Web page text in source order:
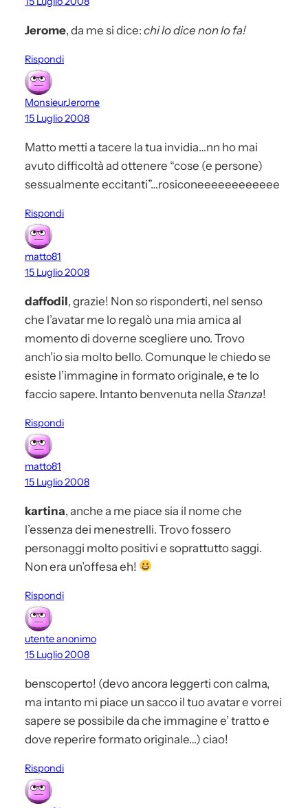
Jerome, da me si dice: chi lo dice non lo fa!
Rispondi
MonsieurJerome
15 Luglio 2008
Matto metti a tacere la tua invidia…nn ho mai
avuto difficoltà ad ottenere “cose (e persone)
sessualmente eccitanti”…rosiconeeeeeeeeeeee
Rispondi
matto81
15 Luglio 2008
daffodil, grazie! Non so risponderti, nel senso
che l’avatar me lo regalò una mia amica al
momento di doverne scegliere uno. Trovo
anch’io sia molto bello. Comunque le chiedo se
esiste l’immagine in formato originale, e te lo
faccio sapere. Intanto benvenuta nella Stanza!
Rispondi
matto81
15 Luglio 2008
kartina, anche a me piace sia il nome che
l’essenza dei menestrelli. Trovo fossero
personaggi molto positivi e soprattutto saggi.
Non era un’offesa eh!
Rispondi
utente anonimo
15 Luglio 2008
benscoperto! (devo ancora leggerti con calma,
ma intanto mi piace un sacco il tuo avatar e vorrei
sapere se possibile da che immagine e’ tratto e
dove reperire formato originale…) ciao!
Rispondi